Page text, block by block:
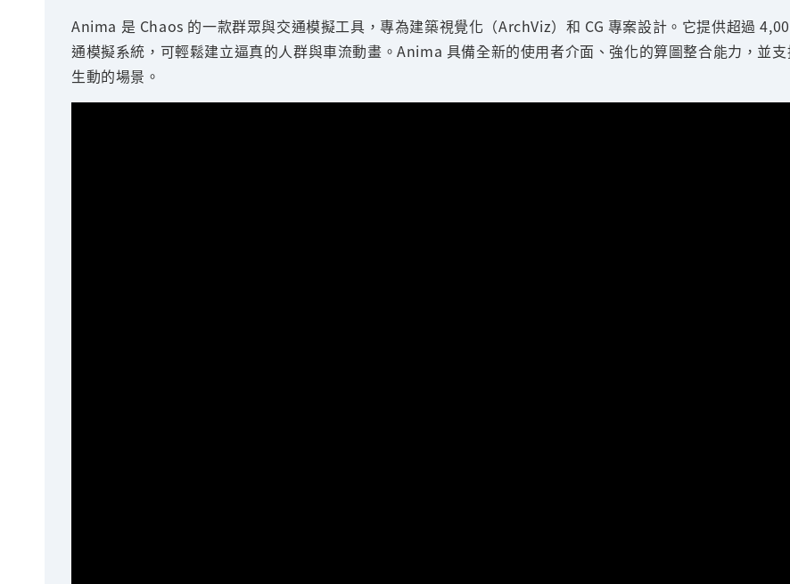
Anima 是 Chaos 的一款群眾與交通模擬工具，專為建築視覺化（ArchViz）和 CG 專案設計。它提供超過
通模擬系統，可輕鬆建立逼真的人群與車流動畫。Anima 具備全新的使用者介面、強化的算圖整合能力，並
生動的場景。